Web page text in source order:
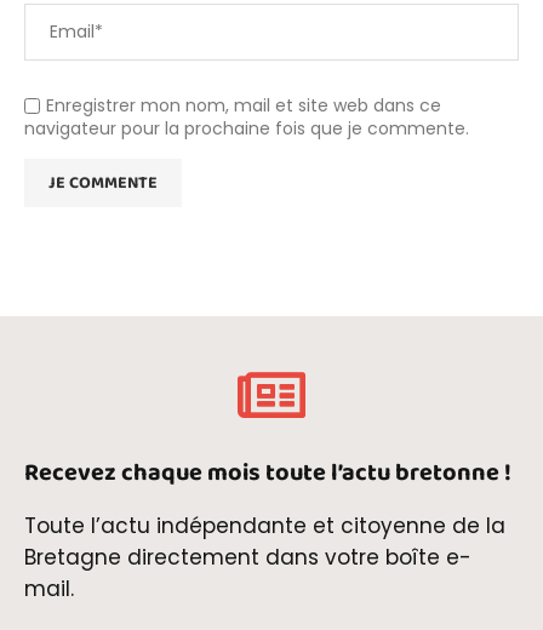
Enregistrer mon nom, mail et site web dans ce
navigateur pour la prochaine fois que je commente.
Recevez chaque mois toute l’actu bretonne !
Toute l’actu indépendante et citoyenne de la
Bretagne directement dans votre boîte e-
mail.